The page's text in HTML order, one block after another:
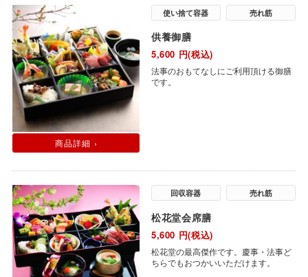
商品詳細 ›
使い捨て容器 売れ筋
供養御膳
5,600 円(税込)
法事のおもてなしにご利用頂ける御膳
です。
回収容器 売れ筋
松花堂会席膳
5,600 円(税込)
松花堂の最高傑作です。慶事・法事ど
ちらでもおつかいいただけます。